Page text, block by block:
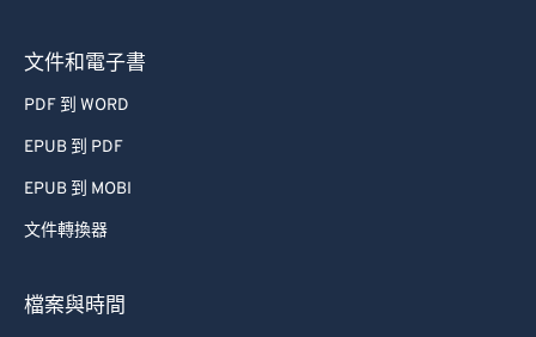
文件和電子書
PDF 到 WORD
EPUB 到 PDF
EPUB 到 MOBI
文件轉換器
檔案與時間